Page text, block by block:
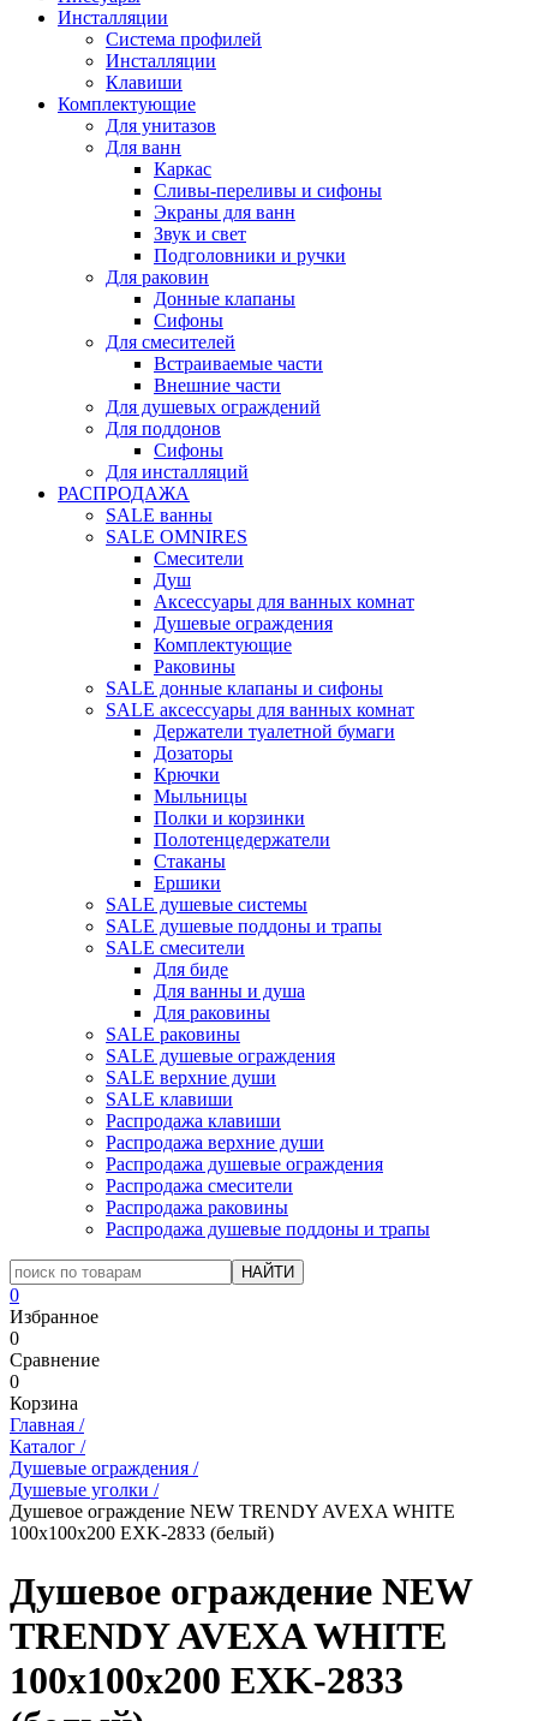
Инсталляции
Система профилей
Инсталляции
Клавиши
Комплектующие
Для унитазов
Для ванн
Каркас
Сливы-переливы и сифоны
Экраны для ванн
Звук и свет
Подголовники и ручки
Для раковин
Донные клапаны
Сифоны
Для смесителей
Встраиваемые части
Внешние части
Для душевых ограждений
Для поддонов
Сифоны
Для инсталляций
РАСПРОДАЖА
SALE ванны
SALE OMNIRES
Смесители
Душ
Аксессуары для ванных комнат
Душевые ограждения
Комплектующие
Раковины
SALE донные клапаны и сифоны
SALE аксессуары для ванных комнат
Держатели туалетной бумаги
Дозаторы
Крючки
Мыльницы
Полки и корзинки
Полотенцедержатели
Стаканы
Ершики
SALE душевые системы
SALE душевые поддоны и трапы
SALE смесители
Для биде
Для ванны и душа
Для раковины
SALE раковины
SALE душевые ограждения
SALE верхние души
SALE клавиши
Распродажа клавиши
Распродажа верхние души
Распродажа душевые ограждения
Распродажа смесители
Распродажа раковины
Распродажа душевые поддоны и трапы
0
Избранное
0
Сравнение
0
Корзина
Главная /
Каталог /
Душевые ограждения /
Душевые уголки /
Душевое ограждение NEW TRENDY AVEXA WHITE
100x100x200 EXK-2833 (белый)
Душевое ограждение NEW
TRENDY AVEXA WHITE
100x100x200 EXK-2833